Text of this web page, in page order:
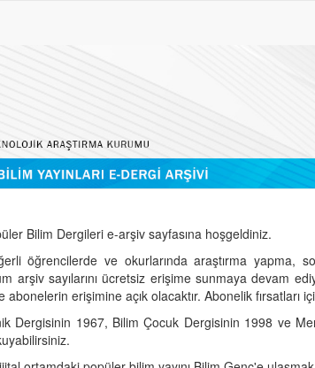
Bilim Dergileri e-arşiv sayfasına hoşgeldiniz.
öğrencilerde ve okurlarında araştırma yapma,
arşiv sayılarını ücretsiz erişime sunmaya devam
abonelerin erişimine açık olacaktır. Abonelik fırsatları
Dergisinin 1967, Bilim Çocuk Dergisinin 1998 ve